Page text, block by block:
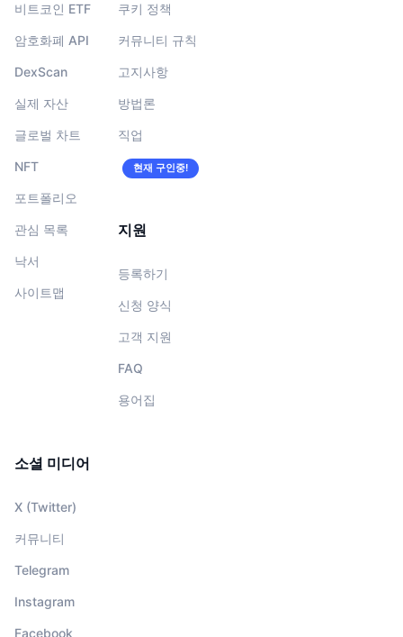
비트코인 ETF
암호화폐 API
DexScan
실제 자산
글로벌 차트
NFT
포트폴리오
관심 목록
낙서
사이트맵
쿠키 정책
커뮤니티 규칙
고지사항
방법론
직업
현재 구인중!
지원
등록하기
신청 양식
고객 지원
FAQ
용어집
소셜 미디어
X (Twitter)
커뮤니티
Telegram
Instagram
Facebook